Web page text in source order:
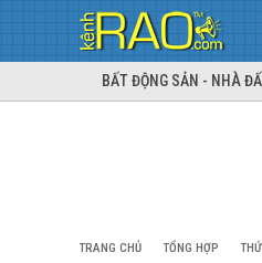
BẤT ĐỘNG SẢN - NHÀ
TRANG CHỦ TỔNG HỢP